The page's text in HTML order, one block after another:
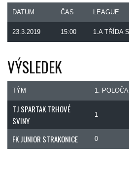
DATUM ČAS LEAGUE
23.3.2019 15:00 1.A TŘÍDA
VÝSLEDEK
TÝM 1.
TJ SPARTAK TRHOVÉ
SVINY
1
FK JUNIOR STRAKONICE 0